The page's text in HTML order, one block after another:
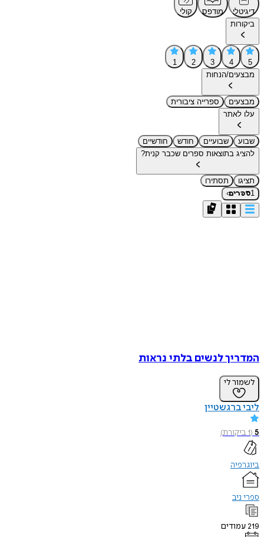
דיגיטלי מודפס
קולי
ביקורות
5
4
3
2
1
מבצעים/הנחות
מבצעים
ספרייה ציבורית
עלו לאתר
שבוע שבועיים חודש
חודשיים
להציג בתוצאות ספרים שכבר קנית?
תציגו
תסתירו
1ספרים›
המדריך לנשים בלתי נראות
לשמור לי
ליבי ברגשטיין
5
(
1ביקורת)
ביוגרפיה
ספרי ניב
219עמודים